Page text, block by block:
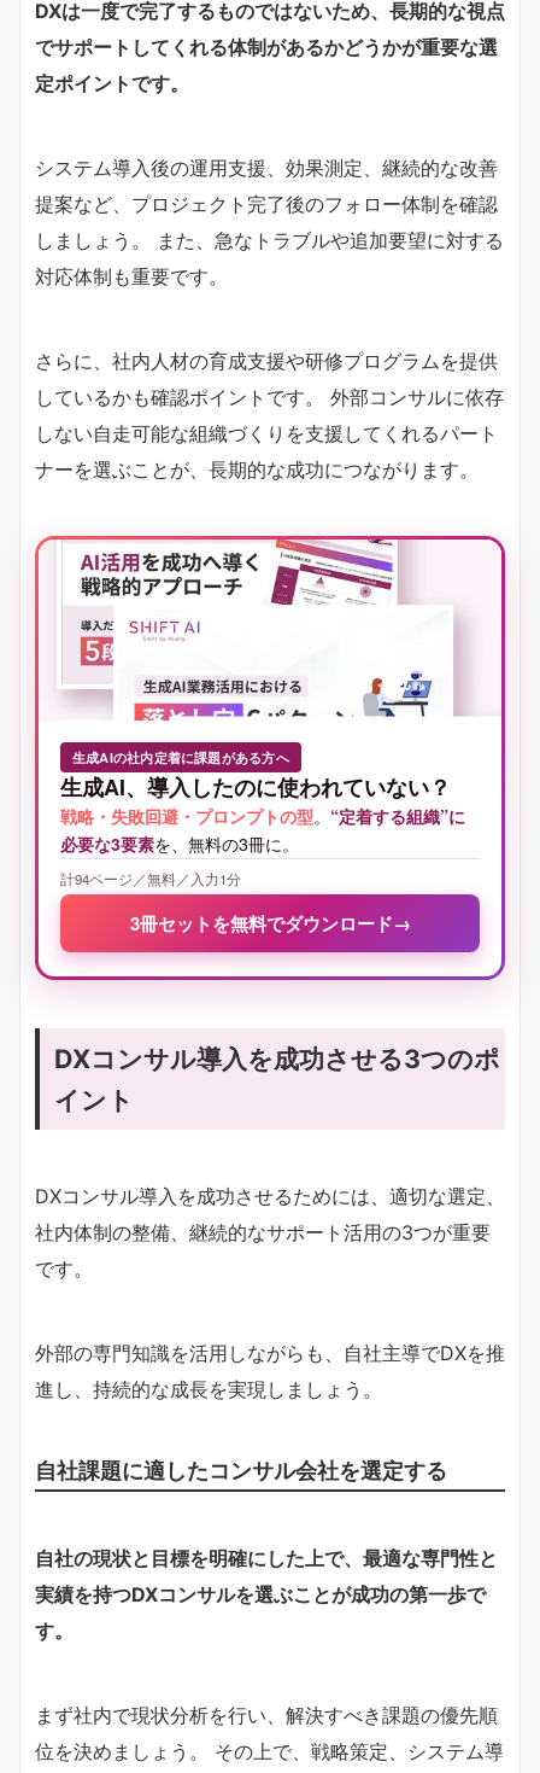
DXは一度で完了するものではないため、長期的な視点
でサポートしてくれる体制があるかどうかが重要な選
定ポイントです。
システム導入後の運用支援、効果測定、継続的な改善
提案など、プロジェクト完了後のフォロー体制を確認
しましょう。 また、急なトラブルや追加要望に対する
対応体制も重要です。
さらに、社内人材の育成支援や研修プログラムを提供
しているかも確認ポイントです。 外部コンサルに依存
しない自走可能な組織づくりを支援してくれるパート
ナーを選ぶことが、長期的な成功につながります。
生成AIの社内定着に課題がある方へ
生成AI、導入したのに使われていない？
戦略・失敗回避・プロンプトの型。 “定着する組織”に
必要な3要素を、無料の3冊に。
計94ページ／無料／入力1分
3冊セットを無料でダウンロード→
DXコンサル導入を成功させる3つのポ
イント
DXコンサル導入を成功させるためには、適切な選定、
社内体制の整備、継続的なサポート活用の3つが重要
です。
外部の専門知識を活用しながらも、自社主導でDXを推
進し、持続的な成長を実現しましょう。
自社課題に適したコンサル会社を選定する
自社の現状と目標を明確にした上で、最適な専門性と
実績を持つDXコンサルを選ぶことが成功の第一歩で
す。
まず社内で現状分析を行い、解決すべき課題の優先順
位を決めましょう。 その上で、戦略策定、システム導